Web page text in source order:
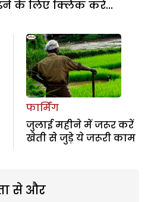
के लिए क्लिक करें...
फार्मिंग
जुलाई महीने में जरूर करें
खेती से जुड़े ये जरूरी काम
से और